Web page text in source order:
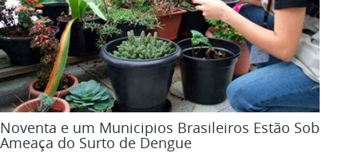
Noventa e um Municipios Brasileiros Estão Sob
Ameaça do Surto de Dengue